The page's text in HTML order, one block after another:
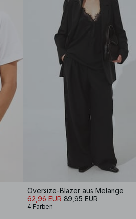
Oversize-Blazer aus Melange
62,96 EUR 89,95 EUR
4 Farben